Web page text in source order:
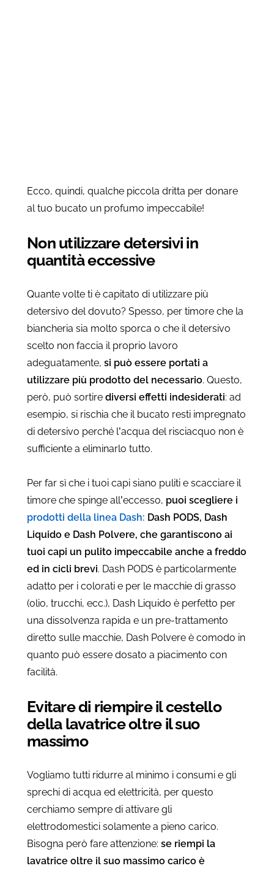
Ecco, quindi, qualche piccola dritta per donare
al tuo bucato un profumo impeccabile!
Non utilizzare detersivi in
quantità eccessive
Quante volte ti è capitato di utilizzare più
detersivo del dovuto? Spesso, per timore che la
biancheria sia molto sporca o che il detersivo
scelto non faccia il proprio lavoro
adeguatamente, si può essere portati a
utilizzare più prodotto del necessario. Questo,
però, può sortire diversi effetti indesiderati: ad
esempio, si rischia che il bucato resti impregnato
di detersivo perché l’acqua del risciacquo non è
sufficiente a eliminarlo tutto.
Per far sì che i tuoi capi siano puliti e scacciare il
timore che spinge all’eccesso, puoi scegliere i
prodotti della linea Dash: Dash PODS, Dash
Liquido e Dash Polvere, che garantiscono ai
tuoi capi un pulito impeccabile anche a freddo
ed in cicli brevi. Dash PODS è particolarmente
adatto per i colorati e per le macchie di grasso
(olio, trucchi, ecc.), Dash Liquido è perfetto per
una dissolvenza rapida e un pre-trattamento
diretto sulle macchie, Dash Polvere è comodo in
quanto può essere dosato a piacimento con
facilità.
Evitare di riempire il cestello
della lavatrice oltre il suo
massimo
Vogliamo tutti ridurre al minimo i consumi e gli
sprechi di acqua ed elettricità, per questo
cerchiamo sempre di attivare gli
elettrodomestici solamente a pieno carico.
Bisogna però fare attenzione: se riempi la
lavatrice oltre il suo massimo carico è